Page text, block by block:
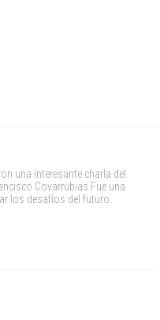
una interesante charla del
Covarrubias Fue una
los desafíos del futuro.